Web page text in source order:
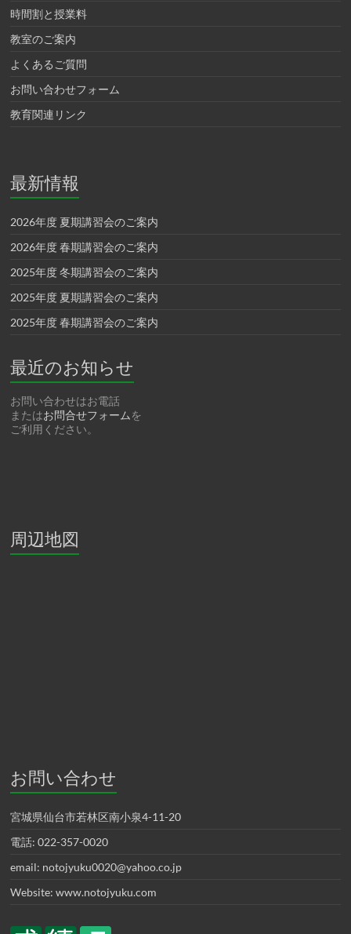
時間割と授業料
教室のご案内
よくあるご質問
お問い合わせフォーム
教育関連リンク
最新情報
2026年度 夏期講習会のご案内
2026年度 春期講習会のご案内
2025年度 冬期講習会のご案内
2025年度 夏期講習会のご案内
2025年度 春期講習会のご案内
最近のお知らせ
お問い合わせはお電話
またはお問合せフォーム を
ご利用ください。
周辺地図
お問い合わせ
宮城県仙台市若林区南小泉4-11-20
電話: 022-357-0020
email: notojyuku0020@yahoo.co.jp
Website: www.notojyuku.com